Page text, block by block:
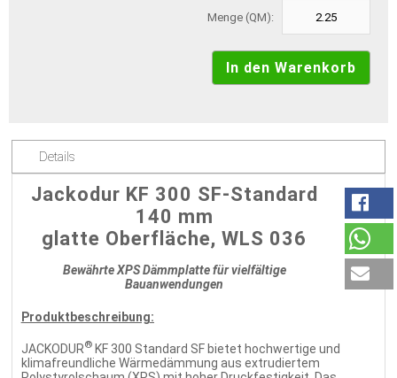
Menge (QM):
Details
Jackodur KF 300 SF-Standard
140 mm
glatte Oberfläche, WLS 036
Bewährte XPS Dämmplatte für vielfältige
Bauanwendungen
Produktbeschreibung:
JACKODUR®KF 300 Standard SF bietet hochwertige und
klimafreundliche Wärmedämmung aus extrudiertem